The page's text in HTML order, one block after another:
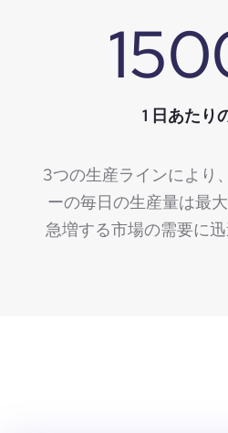
1 日あたり
3つの生産ラインにより
ーの毎日の生産量は最
急増する市場の需要に